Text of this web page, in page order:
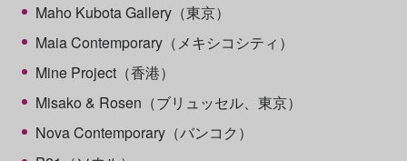
Maho Kubota Gallery（東京）
Maia Contemporary（メキシコシティ）
Mine Project（香港）
Misako & Rosen（ブリュッセル、東京）
Nova Contemporary（バンコク）